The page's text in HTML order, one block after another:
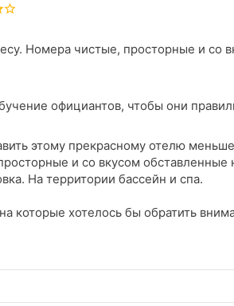
Номера чистые, просторные и со
официантов, чтобы они
этому прекрасному отелю
и со вкусом
На территории бассейн и спа.
которые хотелось бы обратить
такие вещи воспринимаю
над обучением официантов
разное время обслуживали и верно